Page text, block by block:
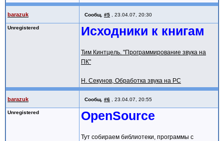
barazuk Сообщ. #5 23.04.07, 20:30
Unregistered Исходники к книгам
Тим Кинтцель. "Программирование звука на
ПК"
Н. Секунов, Обработка звука на PC
barazuk Сообщ. #6 23.04.07, 20:55
Unregistered OpenSource
Тут собираем библиотеки, программы с